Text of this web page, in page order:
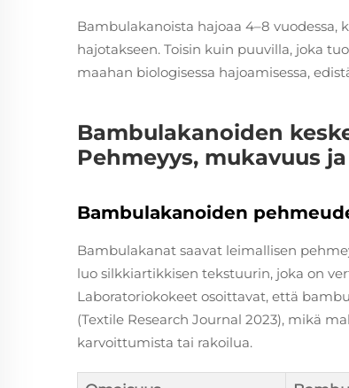
Bambulakanoista hajoaa 4–8 vuodessa,
hajotakseen. Toisin kuin puuvilla, joka
maahan biologisessa hajoamisessa,
Bambulakanoiden
Pehmeyys, mukavuus
Bambulakanoiden
Bambulakanat saavat leimallisen
luo silkkiartikkisen tekstuurin, joka on
Laboratoriokokeet osoittavat, että
(Textile Research Journal 2023), mikä
karvoittumista tai rakoilua.